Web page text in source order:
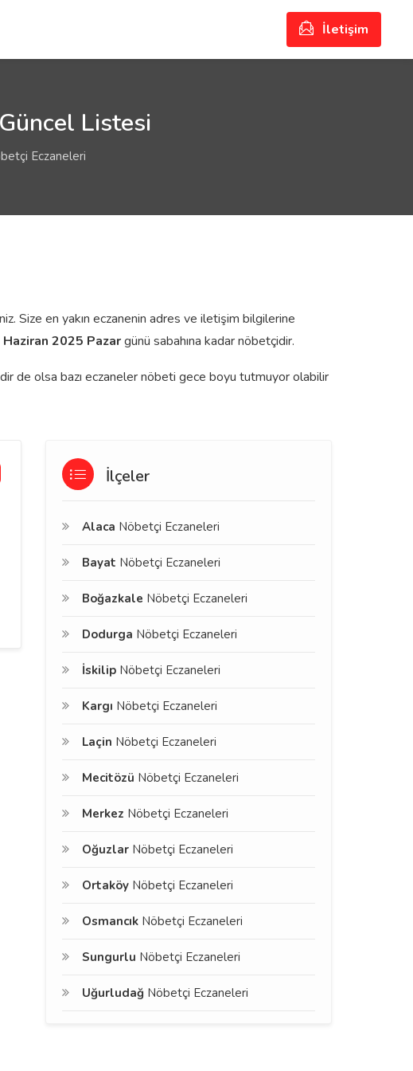
İletişim
Listesi
Eczaneleri
Size en yakın eczanenin adres ve iletişim bilgilerine
2025 Pazargünü sabahına kadar nöbetçidir.
de olsa bazı eczaneler nöbeti gece boyu tutmuyor olabilir
İlçeler
Alaca Nöbetçi Eczaneleri
Bayat Nöbetçi Eczaneleri
Boğazkale Nöbetçi Eczaneleri
Dodurga Nöbetçi Eczaneleri
İskilip Nöbetçi Eczaneleri
Kargı Nöbetçi Eczaneleri
Laçin Nöbetçi Eczaneleri
Mecitözü Nöbetçi Eczaneleri
Merkez Nöbetçi Eczaneleri
Oğuzlar Nöbetçi Eczaneleri
Ortaköy Nöbetçi Eczaneleri
Osmancık Nöbetçi Eczaneleri
Sungurlu Nöbetçi Eczaneleri
Uğurludağ Nöbetçi Eczaneleri